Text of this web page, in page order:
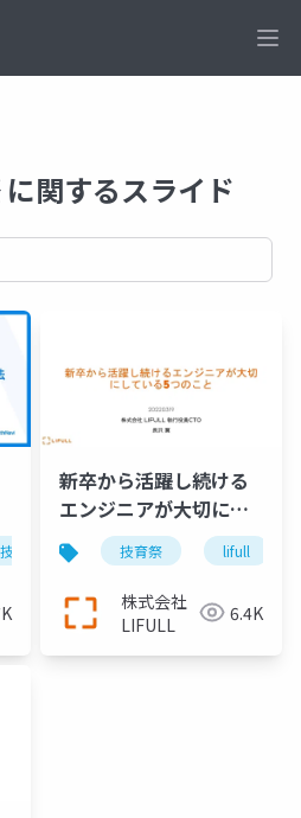
関するスライド
技育祭 キャリア pm
新卒から活躍し続ける
エンジニアが大切にし
ている5つのこと
技育祭 lifull
株式会社
LIFULL
6.4K